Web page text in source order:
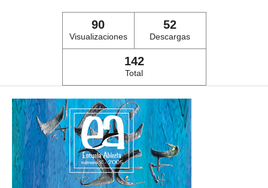
90
Visualizaciones
52
Descargas
142
Total